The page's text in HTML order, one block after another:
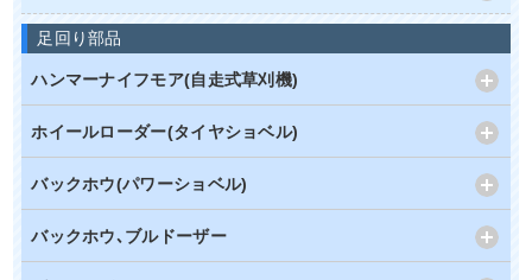
足回り部品
ハンマーナイフモア(自走式草刈機)
ホイールローダー(タイヤショベル)
バックホウ(パワーショベル)
バックホウ､ブルドーザー